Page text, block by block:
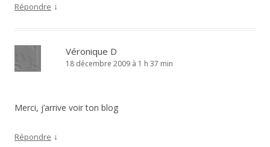
Répondre ↓
Véronique D
18 décembre 2009 à 1 h 37 min
Merci, j’arrive voir ton blog
Répondre ↓